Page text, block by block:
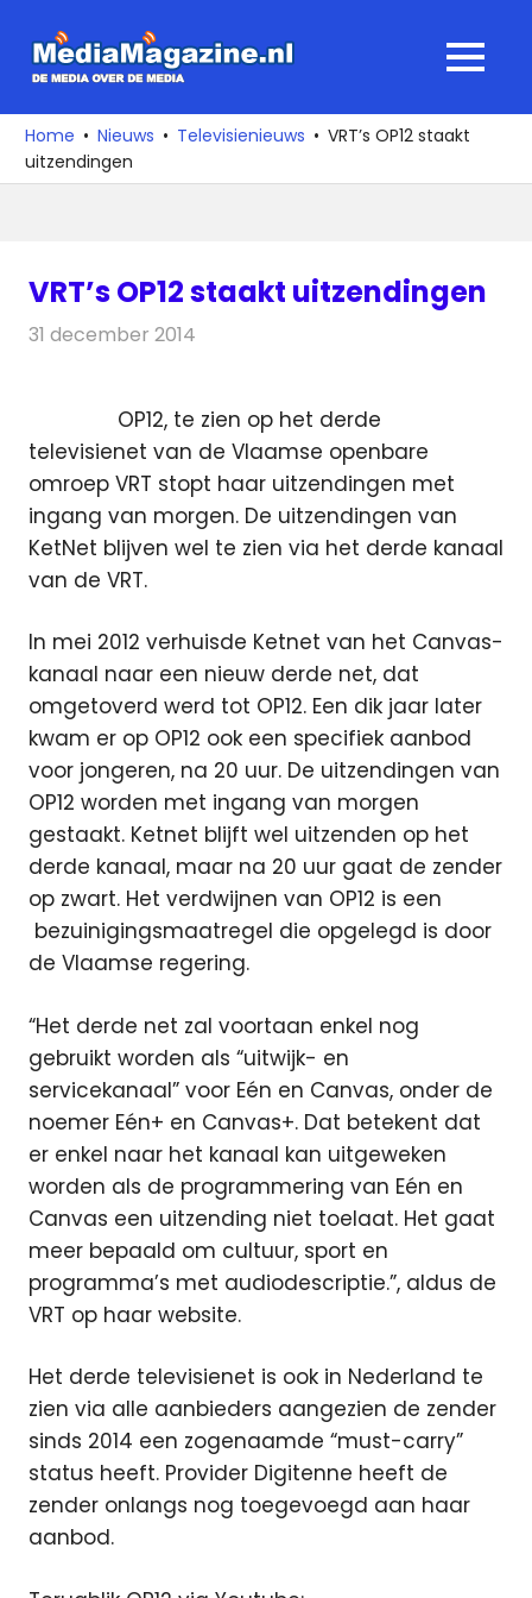
naar
media
over
de
MENU
Home Nieuws Televisienieuws
VRT’s OP12 staakt
uitzendingen
VRT’s OP12 staakt uitzendingen
31 december 2014
OP12, te zien op het derde
televisienet van de Vlaamse openbare
omroep VRT stopt haar uitzendingen met
ingang van morgen. De uitzendingen van
KetNet blijven wel te zien via het derde kanaal
van de VRT.
In mei 2012 verhuisde Ketnet van het Canvas-
kanaal naar een nieuw derde net, dat
omgetoverd werd tot OP12. Een dik jaar later
kwam er op OP12 ook een specifiek aanbod
voor jongeren, na 20 uur. De uitzendingen van
OP12 worden met ingang van morgen
gestaakt. Ketnet blijft wel uitzenden op het
derde kanaal, maar na 20 uur gaat de zender
op zwart. Het verdwijnen van OP12 is een
bezuinigingsmaatregel die opgelegd is door
de Vlaamse regering.
“Het derde net zal voortaan enkel nog
gebruikt worden als “uitwijk- en
servicekanaal” voor Eén en Canvas, onder de
noemer Eén+ en Canvas+. Dat betekent dat
er enkel naar het kanaal kan uitgeweken
worden als de programmering van Eén en
Canvas een uitzending niet toelaat. Het gaat
meer bepaald om cultuur, sport en
programma’s met audiodescriptie.”, aldus de
VRT op haar website.
Het derde televisienet is ook in Nederland te
zien via alle aanbieders aangezien de zender
sinds 2014 een zogenaamde “must-carry”
status heeft. Provider Digitenne heeft de
zender onlangs nog toegevoegd aan haar
aanbod.